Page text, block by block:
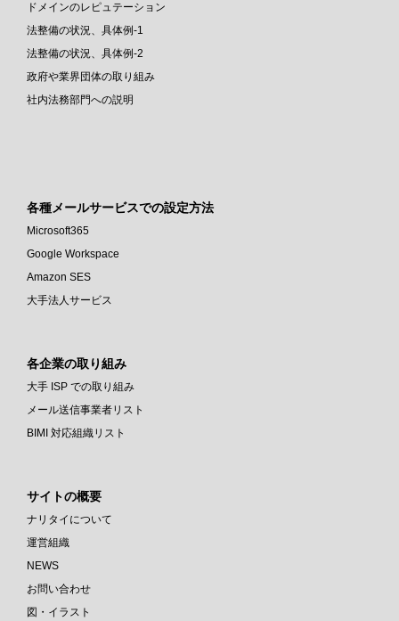
ドメインのレピュテーション
法整備の状況、具体例-1
法整備の状況、具体例-2
政府や業界団体の取り組み
社内法務部門への説明
各種メールサービスでの設定方法
Microsoft365
Google Workspace
Amazon SES
大手法人サービス
各企業の取り組み
大手 ISP での取り組み
メール送信事業者リスト
BIMI 対応組織リスト
サイトの概要
ナリタイについて
運営組織
NEWS
お問い合わせ
図・イラスト